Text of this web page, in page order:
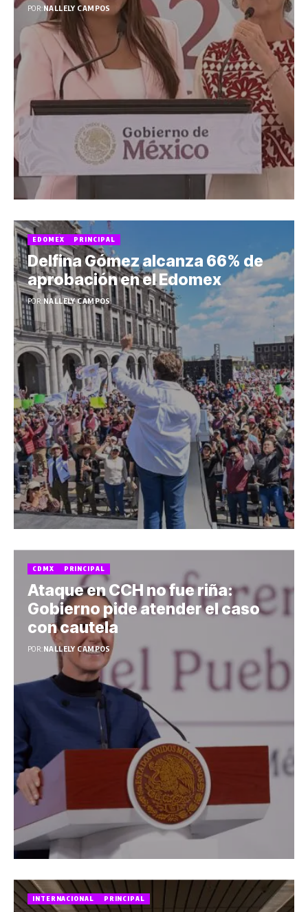
POR:NALLELY CAMPOS
EDOMEX PRINCIPAL
Delfina Gómez alcanza 66% de
aprobación en el Edomex
POR:NALLELY CAMPOS
CDMX PRINCIPAL
Ataque en CCH no fue riña:
Gobierno pide atender el caso
con cautela
POR:NALLELY CAMPOS
INTERNACIONAL PRINCIPAL